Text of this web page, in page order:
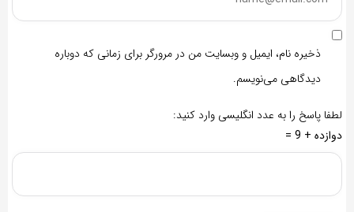
ذخیره نام، ایمیل و وبسایت من در مرورگر برای زمانی که دوباره
دیدگاهی می‌نویسم.
لطفا پاسخ را به عدد انگلیسی وارد کنید:
دوازده + 9 =